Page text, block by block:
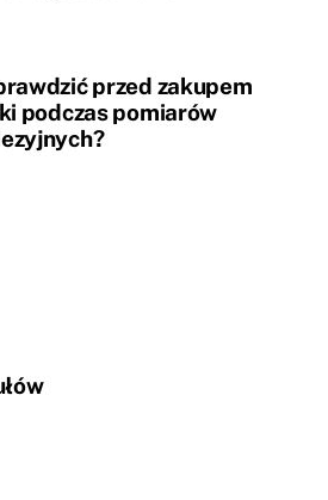
przed zakupem
podczas pomiarów